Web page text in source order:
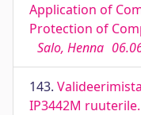
Application of
Protection of
Salo, Henna
143.
IP3442M